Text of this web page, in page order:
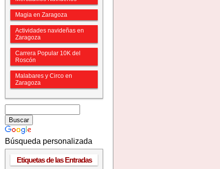
Magia en Zaragoza
Actividades navideñas en
Zaragoza
Carrera Popular 10K del
Roscón
Malabares y Circo en
Zaragoza
Búsqueda personalizada
Etiquetas de las Entradas